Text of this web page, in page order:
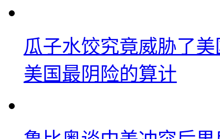
瓜子水饺究竟威胁了
美国最阴险的算计